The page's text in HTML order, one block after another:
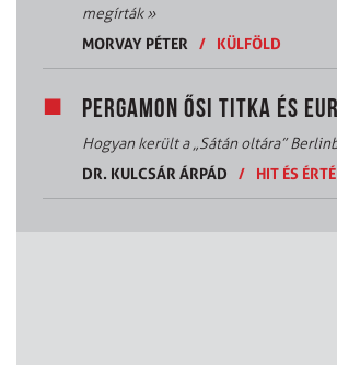
megírták»
MORVAY PÉTER
/ KÜLFÖLD
PERGAMON ŐSI TITKA ÉS
Hogyan került a „Sátán oltára”
DR. KULCSÁR ÁRPÁD
/ HIT ÉS